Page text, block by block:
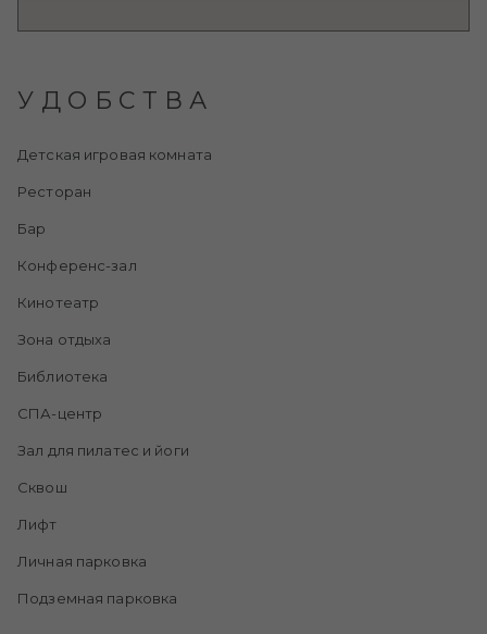
УДОБСТВА
Детская игровая комната
Ресторан
Бар
Конференс-зал
Кинотеатр
Зона отдыха
Библиотека
СПА-центр
Зал для пилатес и йоги
Сквош
Лифт
Личная парковка
Подземная парковка